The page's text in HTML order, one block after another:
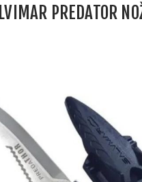
PREDATOR